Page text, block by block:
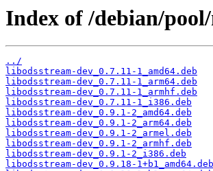
Index of /debian/
../
libodsstream-dev_0.7.11-1_amd64.deb
libodsstream-dev_0.7.11-1_arm64.deb
libodsstream-dev_0.7.11-1_armhf.deb
libodsstream-dev_0.7.11-1_i386.deb
libodsstream-dev_0.9.1-2_amd64.deb
libodsstream-dev_0.9.1-2_arm64.deb
libodsstream-dev_0.9.1-2_armel.deb
libodsstream-dev_0.9.1-2_armhf.deb
libodsstream-dev_0.9.1-2_i386.deb
libodsstream-dev_0.9.18-1+b1_amd64.deb